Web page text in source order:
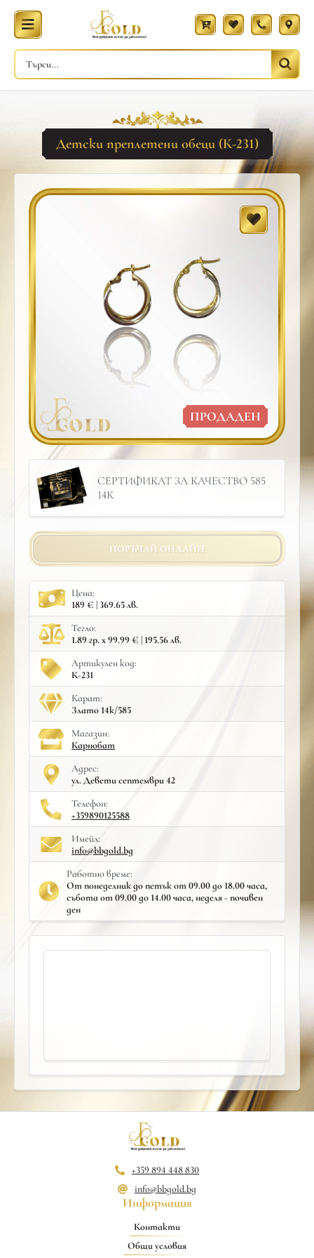
Детски преплетени обеци (К-231)
ПРОДАДЕН
СЕРТИФИКАТ ЗА КАЧЕСТВО 585
14К
ПОРЪЧАЙ ОНЛАЙН
Цена:
189 € | 369.65 лв.
Тегло:
1.89 гр. x 99.99 € | 195.56 лв.
Артикулен код:
К-231
Карат:
Злато 14к/585
Mагазин:
Карнобат
Адрес:
ул. Девети септември 42
Телефон:
+359890125588
Имейл:
info@bbgold.bg
Работно време:
От понеделник до петък от 09.00 до 18.00 часа,
събота от 09.00 до 14.00 часа, неделя - почивен
ден
+359 894 448 830
info@bbgold.bg
Информация
Контакти
Общи условия